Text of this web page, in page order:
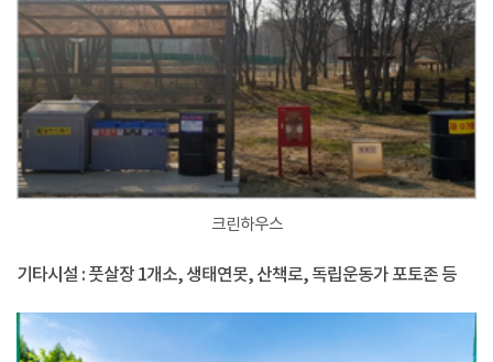
크린하우스
기타시설 : 풋살장 1개소, 생태연못, 산책로, 독립운동가 포토존 등